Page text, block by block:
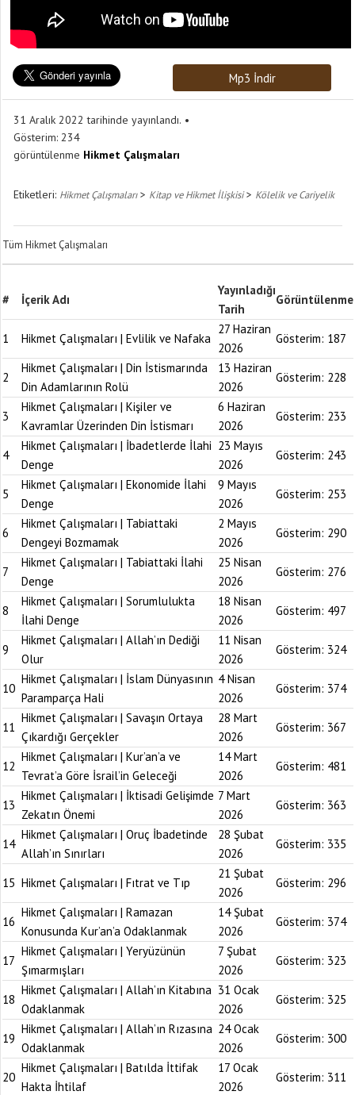
Mp3 İndir
31 Aralık 2022 tarihinde yayınlandı.
Gösterim: 234
görüntülenme Hikmet Çalışmaları
Etiketleri: Hikmet Çalışmaları> Kitap ve Hikmet İlişkisi> Kölelik ve Cariyelik
Tüm Hikmet Çalışmaları
# İçerik Adı
Yayınladığı
Tarih
Görüntülenme
1 Hikmet Çalışmaları | Evlilik ve Nafaka
27 Haziran
2026
Gösterim: 187
2
Hikmet Çalışmaları | Din İstismarında
Din Adamlarının Rolü
13 Haziran
2026
Gösterim: 228
3
Hikmet Çalışmaları | Kişiler ve
Kavramlar Üzerinden Din İstismarı
6 Haziran
2026
Gösterim: 233
4
Hikmet Çalışmaları | İbadetlerde İlahi
Denge
23 Mayıs
2026
Gösterim: 243
5
Hikmet Çalışmaları | Ekonomide İlahi
Denge
9 Mayıs
2026
Gösterim: 253
6
Hikmet Çalışmaları | Tabiattaki
Dengeyi Bozmamak
2 Mayıs
2026
Gösterim: 290
7
Hikmet Çalışmaları | Tabiattaki İlahi
Denge
25 Nisan
2026
Gösterim: 276
8
Hikmet Çalışmaları | Sorumlulukta
İlahi Denge
18 Nisan
2026
Gösterim: 497
9
Hikmet Çalışmaları | Allah’ın Dediği
Olur
11 Nisan
2026
Gösterim: 324
10
Hikmet Çalışmaları | İslam Dünyasının
Paramparça Hali
4 Nisan
2026
Gösterim: 374
11
Hikmet Çalışmaları | Savaşın Ortaya
Çıkardığı Gerçekler
28 Mart
2026
Gösterim: 367
12
Hikmet Çalışmaları | Kur’an’a ve
Tevrat’a Göre İsrail’in Geleceği
14 Mart
2026
Gösterim: 481
13
Hikmet Çalışmaları | İktisadi Gelişimde
Zekatın Önemi
7 Mart
2026
Gösterim: 363
14
Hikmet Çalışmaları | Oruç İbadetinde
Allah’ın Sınırları
28 Şubat
2026
Gösterim: 335
15 Hikmet Çalışmaları | Fıtrat ve Tıp
21 Şubat
2026
Gösterim: 296
16
Hikmet Çalışmaları | Ramazan
Konusunda Kur’an’a Odaklanmak
14 Şubat
2026
Gösterim: 374
17
Hikmet Çalışmaları | Yeryüzünün
Şımarmışları
7 Şubat
2026
Gösterim: 323
18
Hikmet Çalışmaları | Allah’ın Kitabına
Odaklanmak
31 Ocak
2026
Gösterim: 325
19
Hikmet Çalışmaları | Allah’ın Rızasına
Odaklanmak
24 Ocak
2026
Gösterim: 300
20
Hikmet Çalışmaları | Batılda İttifak
Hakta İhtilaf
17 Ocak
2026
Gösterim: 311